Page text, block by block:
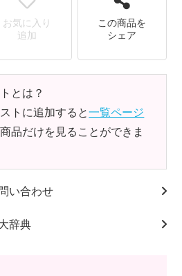
お気に入り
追加
この商品を
シェア
とは？
トに追加すると一覧ページ
品だけを見ることができま
い合わせ
辞典